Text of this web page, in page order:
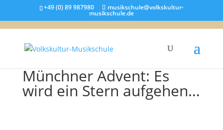
+49 (0) 89 987980 musikschule@volkskultur-
musikschule.de
Münchner Advent: Es
wird ein Stern aufgehen…